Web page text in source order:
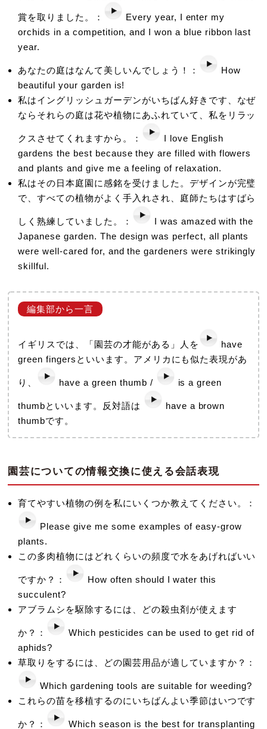
賞を取りました。：
Every year, I enter my
orchids in a competition, and I won a blue ribbon last
year.
あなたの庭はなんて美しいんでしょう！：
How
beautiful your garden is!
私はイングリッシュガーデンがいちばん好きです、なぜ
ならそれらの庭は花や植物にあふれていて、私をリラッ
クスさせてくれますから。：
I love English
gardens the best because they are filled with flowers
and plants and give me a feeling of relaxation.
私はその日本庭園に感銘を受けました。デザインが完璧
で、すべての植物がよく手入れされ、庭師たちはすばら
しく熟練していました。：
I was amazed with the
Japanese garden. The design was perfect, all plants
were well-cared for, and the gardeners were strikingly
skillful.
イギリスでは、「園芸の才能がある」人を
have
green fingersといいます。アメリカにも似た表現があ
り、 have a green thumb / is a green
thumbといいます。反対語は
have a brown
thumbです。
園芸についての情報交換に使える会話表現
育てやすい植物の例を私にいくつか教えてください。：
Please give me some examples of easy-grow
plants.
この多肉植物にはどれくらいの頻度で水をあげればいい
ですか？：
How often should I water this
succulent?
アブラムシを駆除するには、どの殺虫剤が使えます
か？：
Which pesticides can be used to get rid of
aphids?
草取りをするには、どの園芸用品が適していますか？：
Which gardening tools are suitable for weeding?
これらの苗を移植するのにいちばんよい季節はいつです
か？： Which season is the best for transplanting